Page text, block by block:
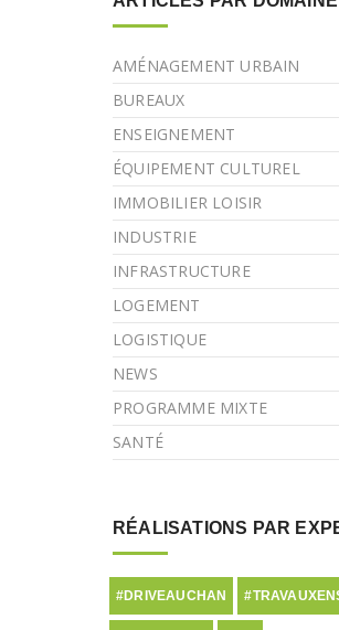
AMÉNAGEMENT URBAIN
BUREAUX
ENSEIGNEMENT
ÉQUIPEMENT CULTUREL
IMMOBILIER LOISIR
INDUSTRIE
INFRASTRUCTURE
LOGEMENT
LOGISTIQUE
NEWS
PROGRAMME MIXTE
SANTÉ
RÉALISATIONS PAR
#DRIVEAUCHAN